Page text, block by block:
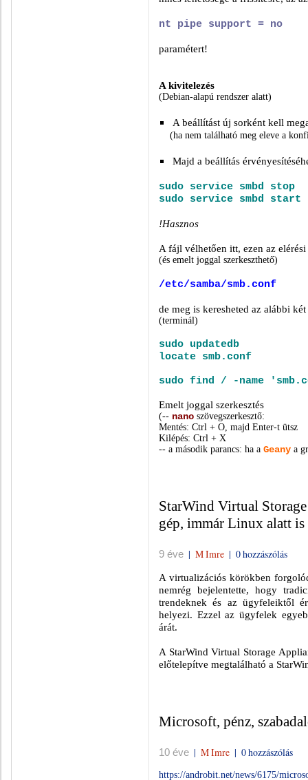
nt pipe support = no
paramétert!
A kivitelezés
(Debian-alapú rendszer alatt)
A beállítást új sorként kell
(ha nem található meg eleve a
Majd a beállítás
sudo service smbd stop
sudo service smbd start
!Hasznos
A fájl vélhetően itt, ezen az
(és emelt joggal szerkeszthető)
/etc/samba/smb.conf
de meg is keresheted az alábbi
(terminál)
sudo updatedb
locate smb.conf
sudo find / -name
Emelt joggal szerkesztés
(-- nano szövegszerkesztő:
Mentés: Ctrl + O, majd Enter-t ütsz
Kilépés: Ctrl + X
-- a második parancs: ha a Geany a
StarWind Virtual
gép, immár Linux alatt is
9 éve | M Imre | 0 hozzászólás
A virtualizációs körökben
nemrég bejelentette, hogy
trendeknek és az ügyfeleiktől
helyezi. Ezzel az ügyfelek
árát.
A StarWind Virtual Storage
előtelepítve megtalálható a
Microsoft, pénz,
10 éve | M Imre | 0 hozzászólás
https://androbit.net/news/6175/